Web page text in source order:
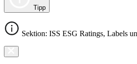
Tipp
Sektion: ISS ESG Ratings, Labels